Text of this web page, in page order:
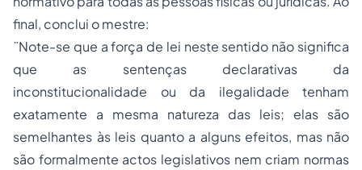
final, conclui o mestre:
¨Note-se que a força de lei neste sentido não significa
que as sentenças declarativas da
inconstitucionalidade ou da ilegalidade tenham
exatamente a mesma natureza das leis; elas são
semelhantes às leis quanto a alguns efeitos, mas não
são formalmente actos legislativos nem criam normas